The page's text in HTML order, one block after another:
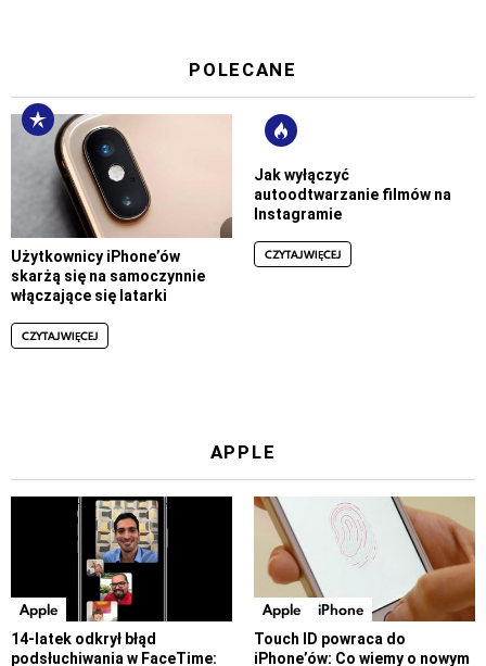
POLECANE
Użytkownicy iPhone’ów
skarżą się na samoczynnie
włączające się latarki
CZYTAJ WIĘCEJ
Jak wyłączyć
autoodtwarzanie filmów na
Instagramie
CZYTAJ WIĘCEJ
APPLE
Apple
14-latek odkrył błąd
podsłuchiwania w FaceTime:
Apple iPhone
Touch ID powraca do
iPhone’ów: Co wiemy o nowym